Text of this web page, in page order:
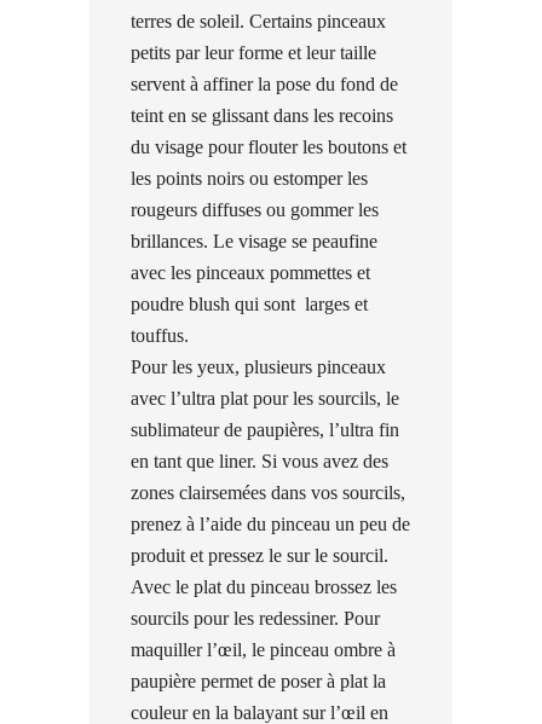
terres de soleil. Certains pinceaux
petits par leur forme et leur taille
servent à affiner la pose du fond de
teint en se glissant dans les recoins
du visage pour flouter les boutons et
les points noirs ou estomper les
rougeurs diffuses ou gommer les
brillances. Le visage se peaufine
avec les pinceaux pommettes et
poudre blush qui sont larges et
touffus.
Pour les yeux, plusieurs pinceaux
avec l’ultra plat pour les sourcils, le
sublimateur de paupières, l’ultra fin
en tant que liner. Si vous avez des
zones clairsemées dans vos sourcils,
prenez à l’aide du pinceau un peu de
produit et pressez le sur le sourcil.
Avec le plat du pinceau brossez les
sourcils pour les redessiner. Pour
maquiller l’œil, le pinceau ombre à
paupière permet de poser à plat la
couleur en la balayant sur l’œil en